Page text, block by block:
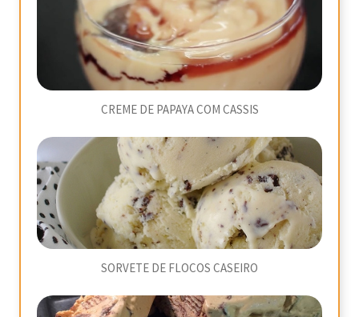
CREME DE PAPAYA COM CASSIS
SORVETE DE FLOCOS CASEIRO